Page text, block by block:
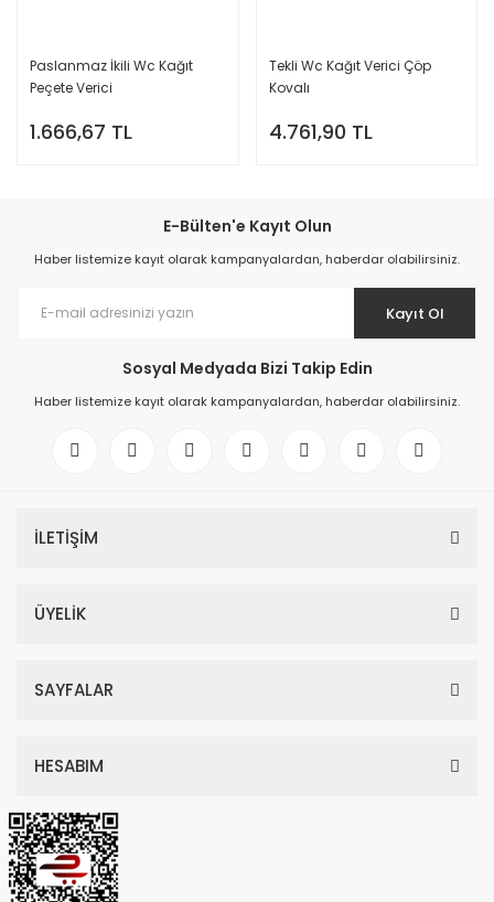
Paslanmaz İkili Wc Kağıt
Peçete Verici
1.666,67 TL
Tekli Wc Kağıt Verici Çöp
Kovalı
4.761,90 TL
E-Bülten'e Kayıt Olun
Haber listemize kayıt olarak kampanyalardan, haberdar olabilirsiniz.
Kayıt Ol
Sosyal Medyada Bizi Takip Edin
Haber listemize kayıt olarak kampanyalardan, haberdar olabilirsiniz.
İLETİŞİM
ÜYELİK
SAYFALAR
HESABIM